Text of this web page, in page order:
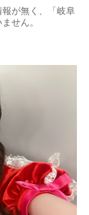
が無く、「岐阜
せん。